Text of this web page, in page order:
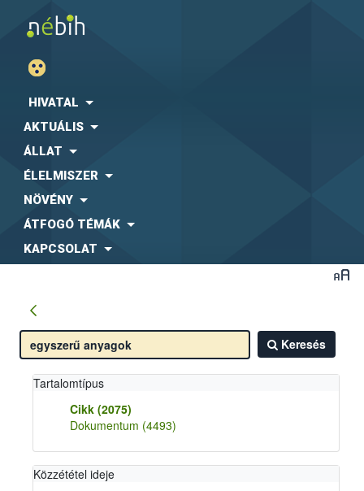
HIVATAL
AKTUÁLIS
ÁLLAT
ÉLELMISZER
NÖVÉNY
ÁTFOGÓ TÉMÁK
KAPCSOLAT
Keresés
Tartalomtípus
Cikk (2075)
Dokumentum (4493)
Közzététel ideje